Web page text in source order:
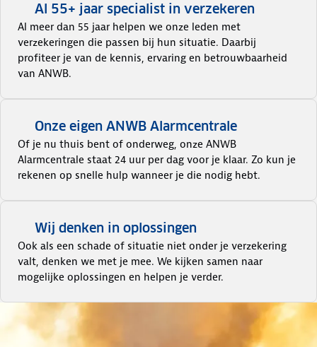
Al 55+ jaar specialist in verzekeren
Al meer dan 55 jaar helpen we onze leden met
verzekeringen die passen bij hun situatie. Daarbij
profiteer je van de kennis, ervaring en betrouwbaarheid
van ANWB.
Onze eigen ANWB Alarmcentrale
Of je nu thuis bent of onderweg, onze ANWB
Alarmcentrale staat 24 uur per dag voor je klaar. Zo kun je
rekenen op snelle hulp wanneer je die nodig hebt.
Wij denken in oplossingen
Ook als een schade of situatie niet onder je verzekering
valt, denken we met je mee. We kijken samen naar
mogelijke oplossingen en helpen je verder.